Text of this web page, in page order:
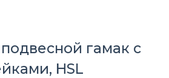
гамак с
HSL